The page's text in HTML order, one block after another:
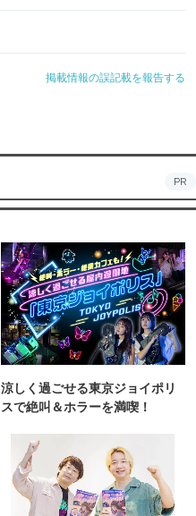
掲載情報の誤記載を報告する
PR
涼しく過ごせる東京ジョイポリ
スで絶叫＆ホラーを満喫！